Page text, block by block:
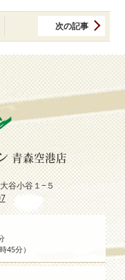
次の記事
青森空港店
谷小谷１−５
45分）